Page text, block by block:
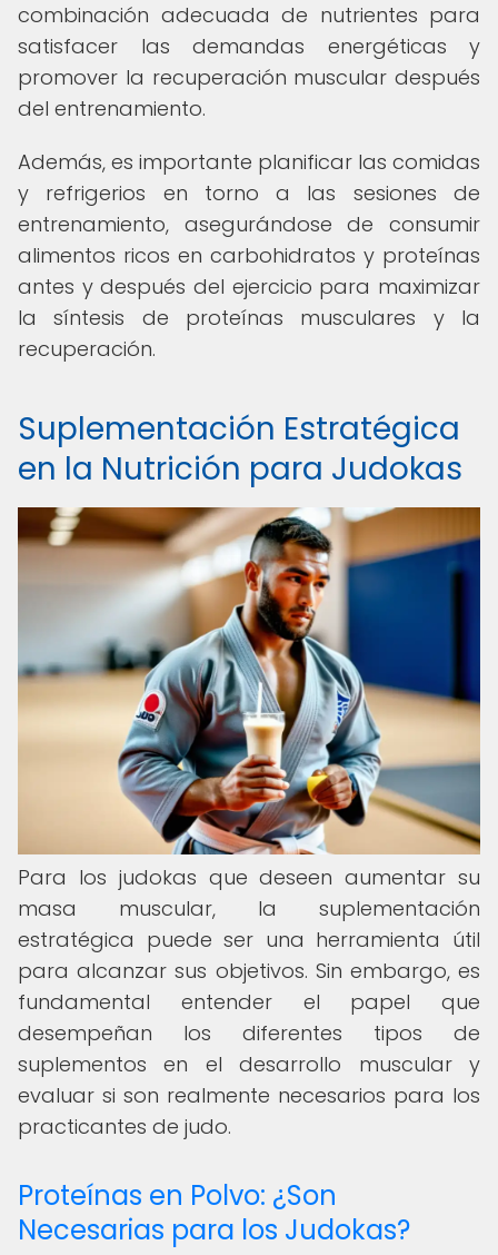
combinación adecuada de nutrientes para
satisfacer las demandas energéticas y
promover la recuperación muscular después
del entrenamiento.
Además, es importante planificar las comidas
y refrigerios en torno a las sesiones de
entrenamiento, asegurándose de consumir
alimentos ricos en carbohidratos y proteínas
antes y después del ejercicio para maximizar
la síntesis de proteínas musculares y la
recuperación.
Suplementación Estratégica
en la Nutrición para Judokas
Para los judokas que deseen aumentar su
masa muscular, la suplementación
estratégica puede ser una herramienta útil
para alcanzar sus objetivos. Sin embargo, es
fundamental entender el papel que
desempeñan los diferentes tipos de
suplementos en el desarrollo muscular y
evaluar si son realmente necesarios para los
practicantes de judo.
Proteínas en Polvo: ¿Son
Necesarias para los Judokas?